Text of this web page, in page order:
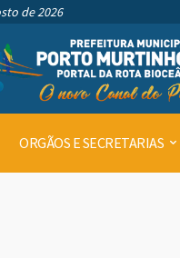
de 2026
ORGÃOS E SECRETARIAS